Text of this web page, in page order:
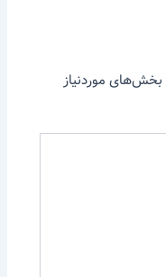
بخش‌های موردنیاز